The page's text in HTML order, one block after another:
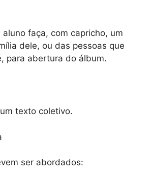
faça, com capricho, um
dele, ou das pessoas que
para abertura do álbum.
texto coletivo.
ser abordados: